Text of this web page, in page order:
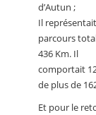
d’Autun ;
Il
parcours
436 Km. Il
comportait
de plus de
Et pour le